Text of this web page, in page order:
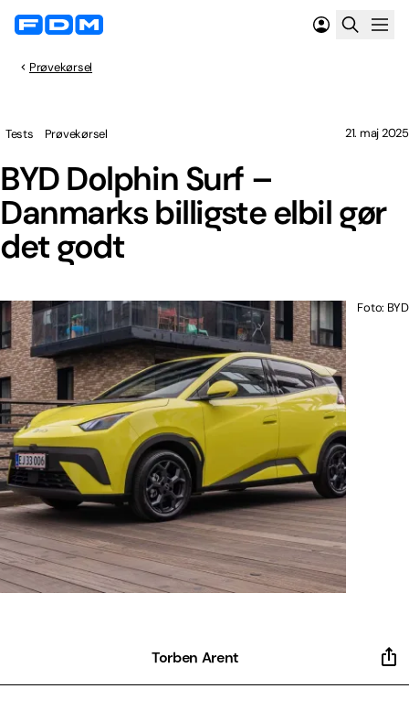
Prøvekørsel
BYD Dolphin Surf –
Danmarks billigste elbil gør
det godt
Tests Prøvekørsel 21. maj 2025
Foto: BYD
Torben Arent